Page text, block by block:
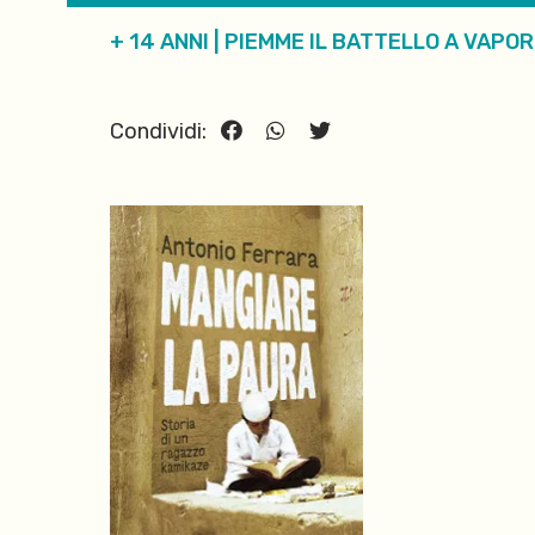
+ 14 ANNI PIEMME IL BATTELLO A
Condividi: